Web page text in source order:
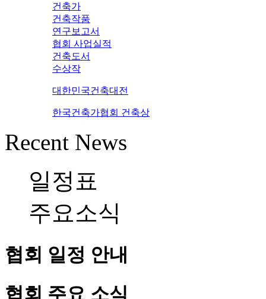
건축가
건축작품
연구보고서
협회 사업실적
건축도서
수상작
대한민국건축대전
한국건축가협회 건축상
Recent News
일정표
주요소식
협회 일정 안내
협회 주요 소식